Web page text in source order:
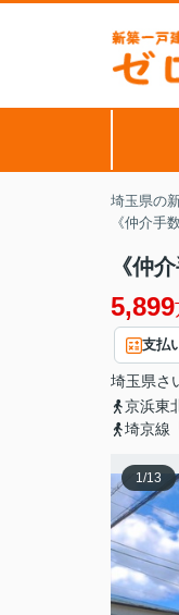
埼玉県の
《仲介手
《仲
5,899
支払
埼玉県さ
京浜東
埼京線
1/13